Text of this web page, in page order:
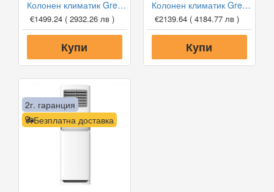
Колонен климатик Gree GVH24AMXF/K6DNC7A WiFi, 24000 BTU, Клас A++
€1499.24 ( 2932.26 лв )
Купи
Колонен климатик Gree GVH24AK-K3DNC8A LCLH WiFi I-SHINE, 24000 BTU, Клас A++
€2139.64 ( 4184.77 лв )
Купи
Безплатна доставка
2г. гаранция